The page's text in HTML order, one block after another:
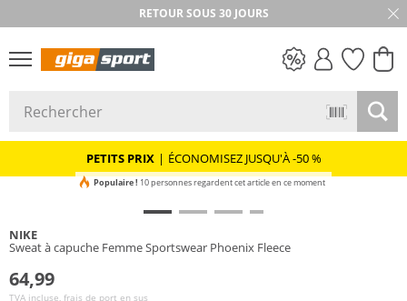
RETOUR SOUS 30 JOURS
PETITS PRIX | ÉCONOMISEZ JUSQU'À -50 %
Populaire ! 10 personnes regardent cet article en ce moment
NIKE
Sweat à capuche Femme Sportswear Phoenix Fleece
64,99
TVA incluse, frais de port en sus